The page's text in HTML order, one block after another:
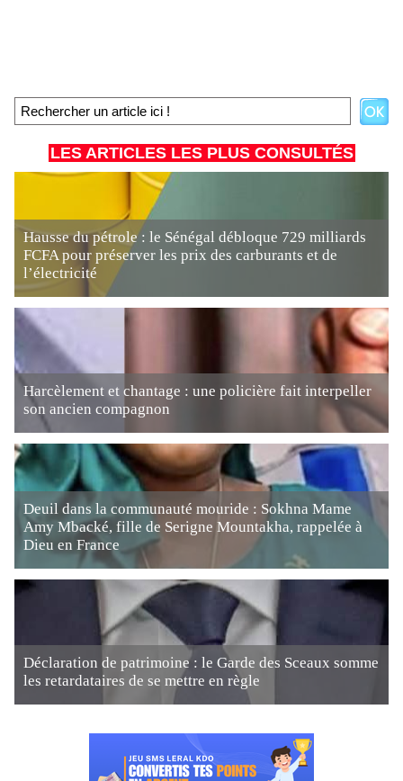
LES ARTICLES LES PLUS CONSULTÉS
Hausse du pétrole : le Sénégal débloque 729 milliards
FCFA pour préserver les prix des carburants et de
l’électricité
Harcèlement et chantage : une policière fait interpeller
son ancien compagnon
Deuil dans la communauté mouride : Sokhna Mame
Amy Mbacké, fille de Serigne Mountakha, rappelée à
Dieu en France
Déclaration de patrimoine : le Garde des Sceaux somme
les retardataires de se mettre en règle